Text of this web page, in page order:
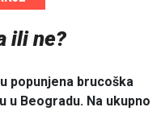
ili ne?
popunjena brucoška
Beogradu. Na ukupno